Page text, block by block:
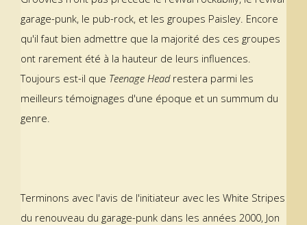
garage-punk, le pub-rock, et les groupes Paisley. Encore
qu'il faut bien admettre que la majorité des ces groupes
ont rarement été à la hauteur de leurs influences.
Toujours est-il que Teenage Headrestera parmi les
meilleurs témoignages d'une époque et un summum du
genre.
Terminons avec l'avis de l'initiateur avec les White Stripes
du renouveau du garage-punk dans les années 2000, Jon